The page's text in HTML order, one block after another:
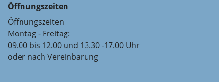
Öffnungszeiten
Öffnungszeiten
Montag - Freitag:
09.00 bis 12.00 und 13.30 -17.00 Uhr
oder nach Vereinbarung